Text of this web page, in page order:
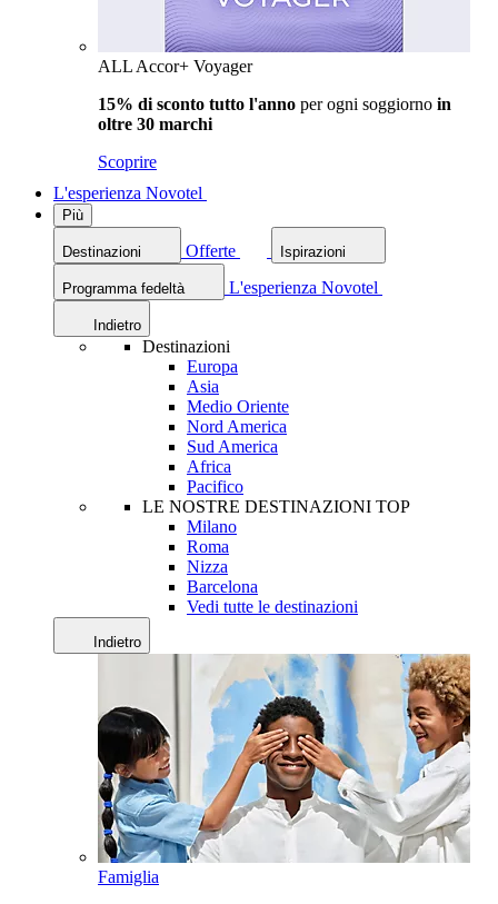
ALL Accor+ Voyager
15% di sconto tutto l'anno per ogni soggiorno in
oltre 30 marchi
Scoprire
L'esperienza Novotel
Più
Destinazioni Offerte Ispirazioni
Programma fedeltà L'esperienza Novotel
Indietro
Destinazioni
Europa
Asia
Medio Oriente
Nord America
Sud America
Africa
Pacifico
LE NOSTRE DESTINAZIONI TOP
Milano
Roma
Nizza
Barcelona
Vedi tutte le destinazioni
Indietro
Famiglia